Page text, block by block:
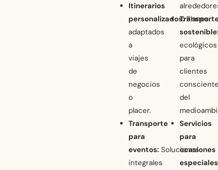
Itinerarios
personalizados:Planes
adaptados
a
viajes
de
negocios
o
placer.
Transporte
para
eventos: Soluciones
integrales
ecológicos
para
clientes
del
Servicios
para
ocasiones